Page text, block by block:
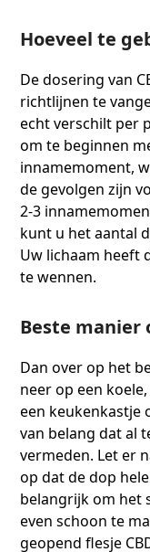
Hoeveel te
De dosering van
richtlijnen te
echt verschilt per
om te beginnen
innamemoment,
de gevolgen zijn
2-3
kunt u het aantal
Uw lichaam heeft
te wennen.
Beste manier
Dan over op het
neer op een
een keukenkastje
van belang dat al
vermeden. Let er
op dat de dop
belangrijk om het
even schoon te
geopend flesje